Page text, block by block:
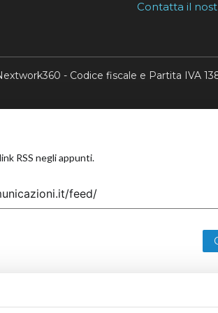
Contatta il
- Codice fiscale e Partita IVA
RSS negli appunti.